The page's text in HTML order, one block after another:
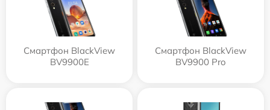
Смартфон BlackView
BV9900E
Смартфон BlackView
BV9900 Pro